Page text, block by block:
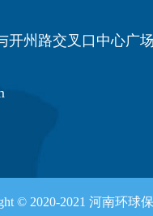
开州路交叉口中心广
© 2020-2021 河南环球